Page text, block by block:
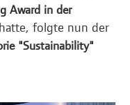
Award in der
folgte nun der
"Sustainability"